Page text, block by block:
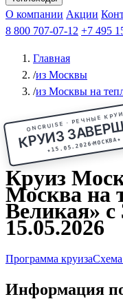
Чебоксарыиз Волгограда
КазаньВ Нижний
РыбинскНа СоловкиНа
Афанасий Никитин
ФединАлександр
МироновА.С.Попов
О компании Акции
8 800 707-07-12 +7 495
Главная
/из Москвы
/из Москвы на
ONCRUISE · РЕЧНЫЕ
КРУИЗ
★15.05.2026МОСКВА★
Круиз
Москва на
Великая» с
15.05.2026
Программа круизаСхема
Информация